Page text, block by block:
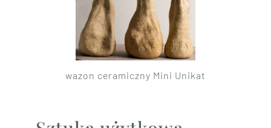
wazon ceramiczny Mini Unikat